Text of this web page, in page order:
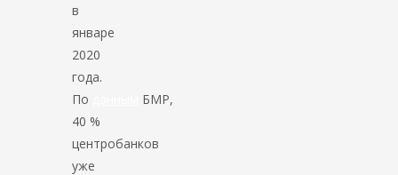
в
январе
2020
года.
По
БМР,
40 %
центробанков
уже